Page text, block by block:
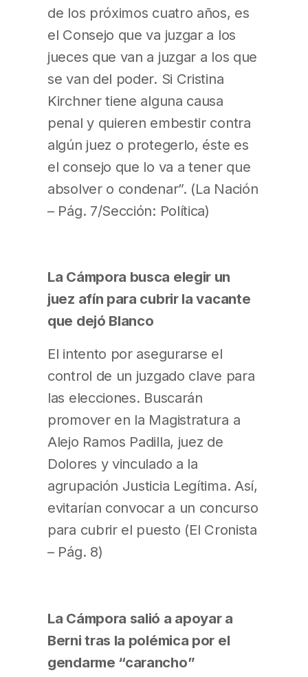
de los próximos cuatro años, es
el Consejo que va juzgar a los
jueces que van a juzgar a los que
se van del poder. Si Cristina
Kirchner tiene alguna causa
penal y quieren embestir contra
algún juez o protegerlo, éste es
el consejo que lo va a tener que
absolver o condenar”. (La Nación
– Pág. 7/Sección: Política)
La Cámpora busca elegir un
juez afín para cubrir la vacante
que dejó Blanco
El intento por asegurarse el
control de un juzgado clave para
las elecciones. Buscarán
promover en la Magistratura a
Alejo Ramos Padilla, juez de
Dolores y vinculado a la
agrupación Justicia Legítima. Así,
evitarían convocar a un concurso
para cubrir el puesto (El Cronista
– Pág. 8)
La Cámpora salió a apoyar a
Berni tras la polémica por el
gendarme “carancho”